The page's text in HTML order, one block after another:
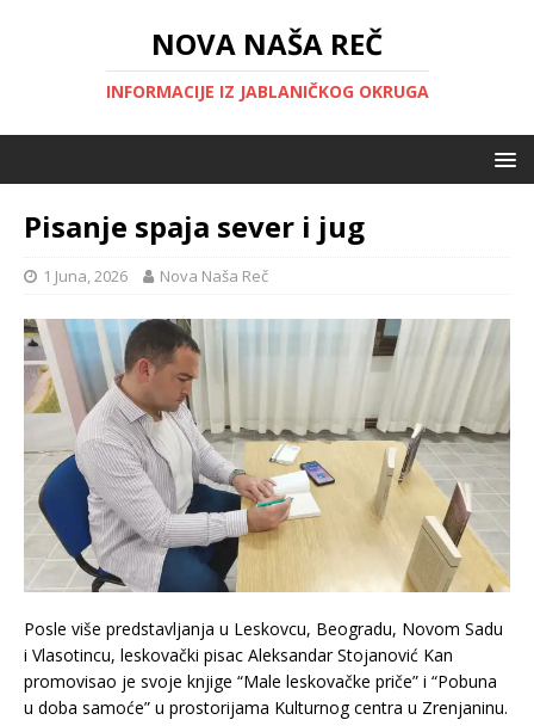
NOVA NAŠA REČ
INFORMACIJE IZ JABLANIČKOG OKRUGA
Pisanje spaja sever i jug
1 Juna, 2026 Nova Naša Reč
Posle više predstavljanja u Leskovcu, Beogradu, Novom Sadu
i Vlasotincu, leskovački pisac Aleksandar Stojanović Kan
promovisao je svoje knjige “Male leskovačke priče” i “Pobuna
u doba samoće” u prostorijama Kulturnog centra u Zrenjaninu.